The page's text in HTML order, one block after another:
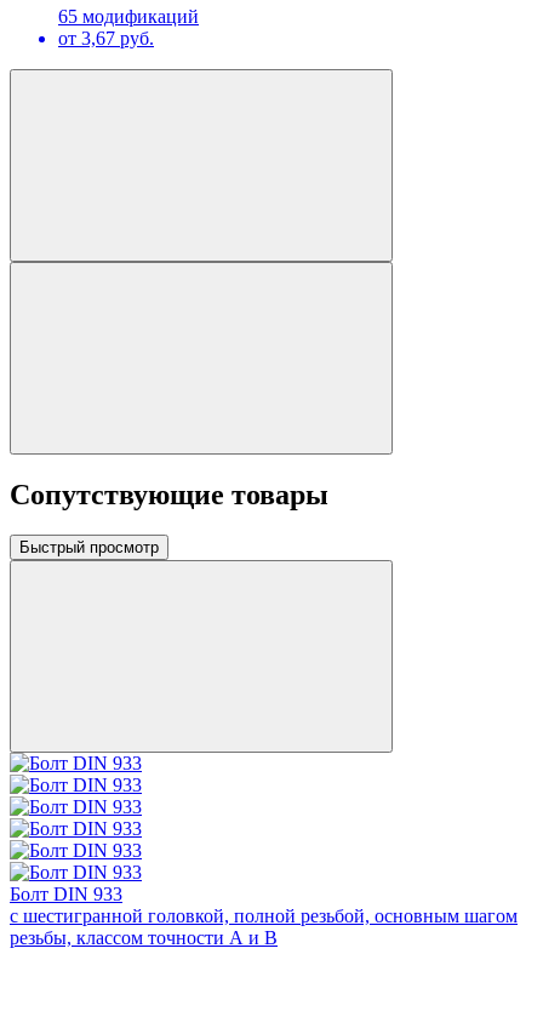
65 модификаций
от 3,67 руб.
Сопутствующие товары
Быстрый просмотр
Болт DIN 933
с шестигранной головкой, полной резьбой, основным шагом
резьбы, классом точности А и В